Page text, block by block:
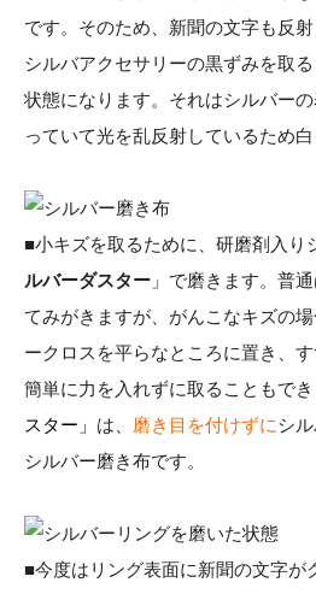
です。そのため、新聞の文字も反
シルバアクセサリーの黒ずみを取
状態になります。それはシルバー
っていて光を乱反射しているため白
■小キズを取るために、研磨剤入り
ルバーダスター 」で磨きます。普
てみがきますが、がんこなキズの
ークロスを平らなところに置き、
簡単に力を入れずに取ることもで
スター」 は、 磨き目を付けずにシ
シルバー磨き布です。
■今度はリング表面に新聞の文字が